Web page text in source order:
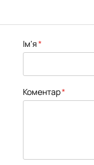
Ім'я
Коментар